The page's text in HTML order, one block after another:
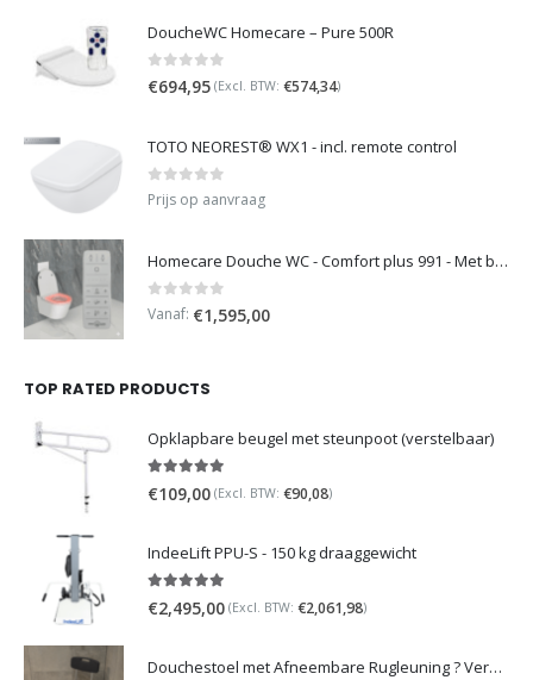
DoucheWC Homecare – Pure 500R
0 out of 5
€694,95 (Excl. BTW: €574,34)
TOTO NEOREST® WX1 - incl. remote control
0 out of 5
Prijs op aanvraag
Homecare Douche WC - Comfort plus 991 - Met brilverwarming
0 out of 5
Vanaf: €1,595,00
TOP RATED PRODUCTS
Opklapbare beugel met steunpoot (verstelbaar)
€109,00 (Excl. BTW: €90,08)
IndeeLift PPU-S - 150 kg draaggewicht
€2,495,00 (Excl. BTW: €2,061,98)
Douchestoel met Afneembare Rugleuning ? Verstelbaar Douchekrukje ? Grijs